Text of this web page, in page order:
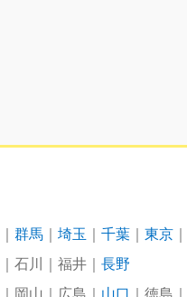
群馬 埼玉 千葉 東京
石川 福井
長野
岡山 広島 山口 徳島